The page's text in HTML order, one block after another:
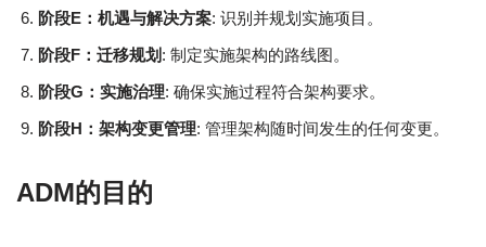
阶段E：机遇与解决方案: 识别并规划实施项目。
阶段F：迁移规划 : 制定实施架构的路线图。
阶段G：实施治理: 确保实施过程符合架构要求。
阶段H：架构变更管理: 管理架构随时间发生的任何变更。
ADM的目的